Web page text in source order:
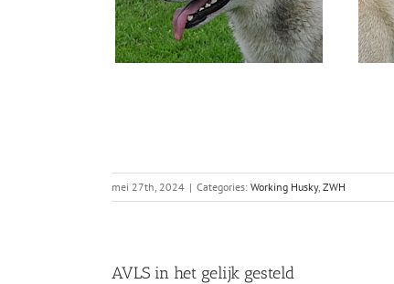
mei 27th, 2024 | Categories: Working Husky, ZWH
AVLS in het gelijk gesteld